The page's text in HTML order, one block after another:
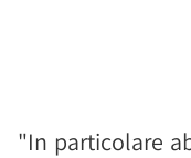
"In particolare